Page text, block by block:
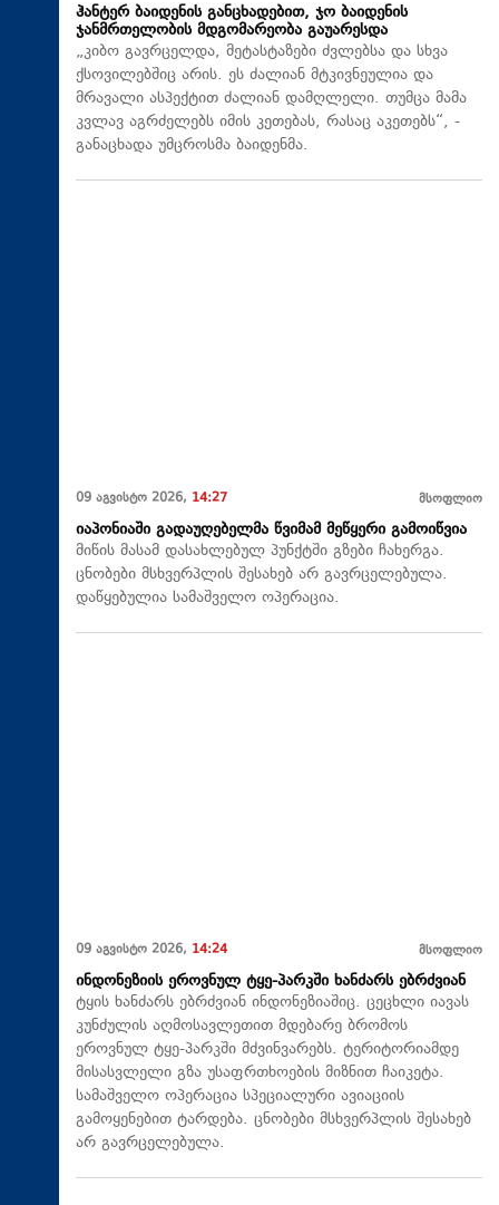
ჰანტერ ბაიდენის განცხადებით, ჯო ბაიდენის
ჯანმრთელობის მდგომარეობა გაუარესდა
„კიბო გავრცელდა, მეტასტაზები ძვლებსა და სხვა
ქსოვილებშიც არის. ეს ძალიან მტკივნეულია და
მრავალი ასპექტით ძალიან დამღლელი. თუმცა მამა
კვლავ აგრძელებს იმის კეთებას, რასაც აკეთებს“, -
განაცხადა უმცროსმა ბაიდენმა.
09 აგვისტო 2026, 14:27 მსოფლიო
იაპონიაში გადაუღებელმა წვიმამ მეწყერი გამოიწვია
მიწის მასამ დასახლებულ პუნქტში გზები ჩახერგა.
ცნობები მსხვერპლის შესახებ არ გავრცელებულა.
დაწყებულია სამაშველო ოპერაცია.
09 აგვისტო 2026, 14:24 მსოფლიო
ინდონეზიის ეროვნულ ტყე-პარკში ხანძარს ებრძვიან
ტყის ხანძარს ებრძვიან ინდონეზიაშიც. ცეცხლი იავას
კუნძულის აღმოსავლეთით მდებარე ბრომოს
ეროვნულ ტყე-პარკში მძვინვარებს. ტერიტორიამდე
მისასვლელი გზა უსაფრთხოების მიზნით ჩაიკეტა.
სამაშველო ოპერაცია სპეციალური ავიაციის
გამოყენებით ტარდება. ცნობები მსხვერპლის შესახებ
არ გავრცელებულა.